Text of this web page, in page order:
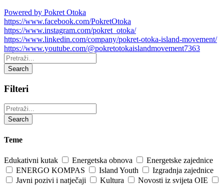
Powered by Pokret Otoka
https://www.facebook.com/PokretOtoka
https://www.instagram.com/pokret_otoka/
https://www.linkedin.com/company/pokret-otoka-island-movement/
https://www.youtube.com/@pokretotokaislandmovement7363
Pretraži:
Search
Filteri
Pretraži:
Search
Teme
Edukativni kutak Energetska obnova
Energetske zajednice
ENERGO KOMPAS
Island Youth
Izgradnja zajednice
Javni pozivi i natječaji
Kultura
Novosti iz svijeta OIE